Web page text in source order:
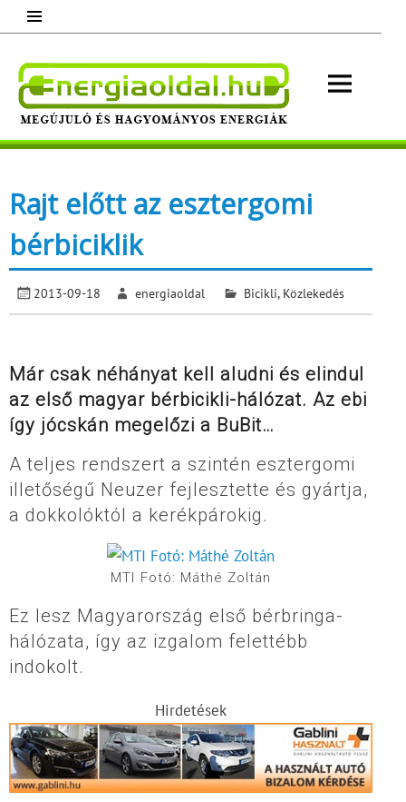
content
Megújuló és hagyományos energiák.
Rajt előtt az esztergomi
bérbiciklik
2013-09-18 energiaoldal Bicikli, Közlekedés
Már csak néhányat kell aludni és elindul
az első magyar bérbicikli-hálózat. Az ebi
így jócskán megelőzi a BuBit…
A teljes rendszert a szintén esztergomi
illetőségű Neuzer fejlesztette és gyártja,
a dokkolóktól a kerékpárokig.
MTI Fotó: Máthé Zoltán
Ez lesz Magyarország első bérbringa-
hálózata, így az izgalom felettébb
indokolt.
Hirdetések